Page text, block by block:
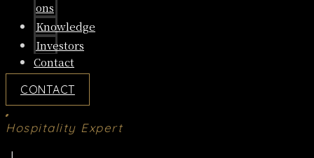
ons
Knowledge
Investors
Contact
CONTACT
Hospitality Expert